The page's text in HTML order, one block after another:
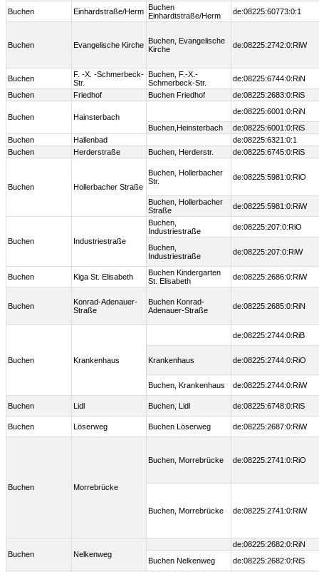
Buchen Einhardstraße/Herm
Buchen
Einhardtstraße/Herm
de:08225:60773:0:1
Buchen Evangelische Kirche
Buchen, Evangelische
Kirche
de:08225:2742:0:RiW
Buchen
F. -X. -Schmerbeck-
Str.
Buchen, F.-X.-
Schmerbeck-Str.
de:08225:6744:0:RiN
Buchen
Friedhof Buchen Friedhof de:08225:2683:0:RiS
Buchen Hainsterbach
de:08225:6001:0:RiN
Buchen,Heinsterbach
de:08225:6001:0:RiS
Buchen
Hallenbad
de:08225:6321:0:1
Buchen
Herderstraße Buchen, Herderstr. de:08225:6745:0:RiS
Buchen Hollerbacher Straße
Buchen, Hollerbacher
Str.
de:08225:5981:0:RiO
Buchen, Hollerbacher
Straße
de:08225:5981:0:RiW
Buchen Industriestraße
Buchen,
Industriestraße
de:08225:207:0:RiO
Buchen,
Industriestraße
de:08225:207:0:RiW
Buchen Kiga St. Elisabeth
Buchen Kindergarten
St. Elisabeth
de:08225:2686:0:RiW
Buchen
Konrad-Adenauer-
Straße
Buchen Konrad-
Adenauer-Straße
de:08225:2685:0:RiN
Buchen Krankenhaus
de:08225:2744:0:RiB
Krankenhaus de:08225:2744:0:RiO
Buchen, Krankenhaus de:08225:2744:0:RiW
Buchen Lidl Buchen, Lidl de:08225:6748:0:RiS
Buchen Löserweg Buchen Löserweg de:08225:2687:0:RiW
Buchen Morrebrücke
Buchen, Morrebrücke de:08225:2741:0:RiO
Buchen, Morrebrücke de:08225:2741:0:RiW
Buchen Nelkenweg
de:08225:2682:0:RiN
Buchen Nelkenweg
de:08225:2682:0:RiS